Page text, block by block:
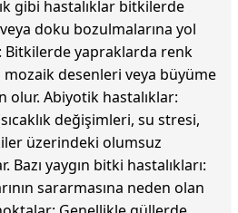
gibi hastalıklar bitkilerde
doku bozulmalarına yol
Bitkilerde yapraklarda renk
desenleri veya büyüme
olur. Abiyotik hastalıklar:
değişimleri, su stresi,
üzerindeki olumsuz
Bazı yaygın bitki hastalıkları:
sararmasına neden olan